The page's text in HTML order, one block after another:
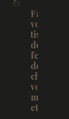
Faites
votre
tisane
de
feuilles
de
chanvre
vous
même
et BIO.